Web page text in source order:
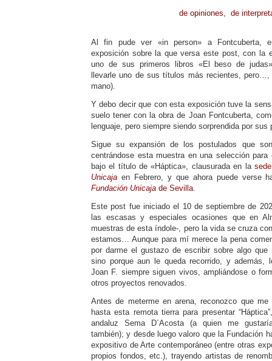
de opiniones, de
Al fin pude ver «in person» a Fontcuberta,
exposición sobre la que versa este post, con la
uno de sus primeros libros «El beso de
llevarle uno de sus títulos más recientes,
mano).
Y debo decir que con esta exposición tuve la
suelo tener con la obra de Joan Fontcuberta,
lenguaje, pero siempre siendo sorprendida por
Sigue su expansión de los postulados que
centrándose esta muestra en una selección
bajo el título de «Háptica», clausurada en lasede
Unicaja en Febrero, y que ahora puede verse
Fundación Unicaja de Sevilla
Este post fue iniciado el 10 de septiembre de
las escasas y especiales ocasiones que en
muestras de esta índole-, pero la vida se cruza
estamos… Aunque para mí merece la pena
por darme el gustazo de escribir sobre algo que
sino porque aun le queda recorrido, y además,
Joan F. siempre siguen vivos, ampliándose o
otros proyectos renovados.
Antes de meterme en arena, reconozco que
hasta esta remota tierra para presentar
andaluz Sema D´Acosta (a quien me
también); y desde luego valoro que la Fundación
expositivo de Arte contemporáneo (entre otras
propios fondos, etc.), trayendo artistas de